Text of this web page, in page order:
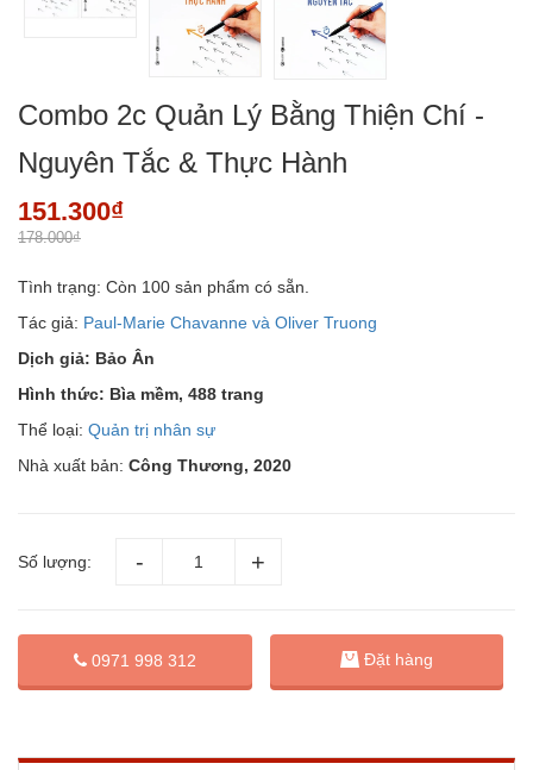
Combo 2c Quản Lý Bằng Thiện Chí -
Nguyên Tắc & Thực Hành
151.300₫
178.000₫
Tình trạng: Còn 100 sản phẩm có sẵn.
Tác giả: Paul-Marie Chavanne và Oliver Truong
Dịch giả: Bảo Ân
Hình thức: Bìa mềm, 488 trang
Thể loại: Quản trị nhân sự
Nhà xuất bản: Công Thương, 2020
Số lượng:
0971 998 312 Đặt hàng